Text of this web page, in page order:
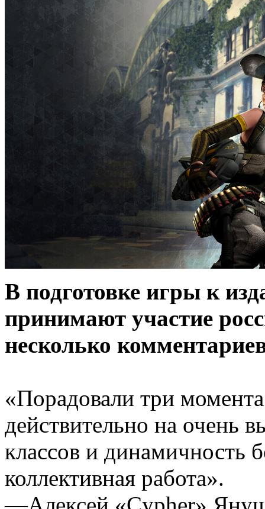
В подготовке игры к
принимают участие
несколько
«Порадовали три
действительно на очень
классов и динамичность
коллективная работа».